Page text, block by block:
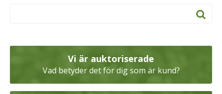
Vi är auktoriserade
Vad betyder det för dig som är kund?